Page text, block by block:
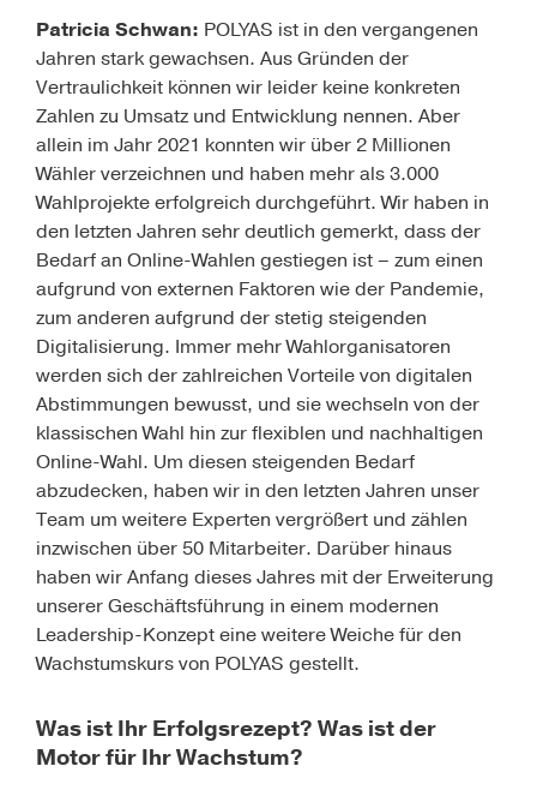
Patricia Schwan: POLYAS ist in den vergangenen
Jahren stark gewachsen. Aus Gründen der
Vertraulichkeit können wir leider keine konkreten
Zahlen zu Umsatz und Entwicklung nennen. Aber
allein im Jahr 2021 konnten wir über 2 Millionen
Wähler verzeichnen und haben mehr als 3.000
Wahlprojekte erfolgreich durchgeführt. Wir haben in
den letzten Jahren sehr deutlich gemerkt, dass der
Bedarf an Online-Wahlen gestiegen ist – zum einen
aufgrund von externen Faktoren wie der Pandemie,
zum anderen aufgrund der stetig steigenden
Digitalisierung. Immer mehr Wahlorganisatoren
werden sich der zahlreichen Vorteile von digitalen
Abstimmungen bewusst, und sie wechseln von der
klassischen Wahl hin zur flexiblen und nachhaltigen
Online-Wahl. Um diesen steigenden Bedarf
abzudecken, haben wir in den letzten Jahren unser
Team um weitere Experten vergrößert und zählen
inzwischen über 50 Mitarbeiter. Darüber hinaus
haben wir Anfang dieses Jahres mit der Erweiterung
unserer Geschäftsführung in einem modernen
Leadership-Konzept eine weitere Weiche für den
Wachstumskurs von POLYAS gestellt.
Was ist Ihr Erfolgsrezept? Was ist der
Motor für Ihr Wachstum?